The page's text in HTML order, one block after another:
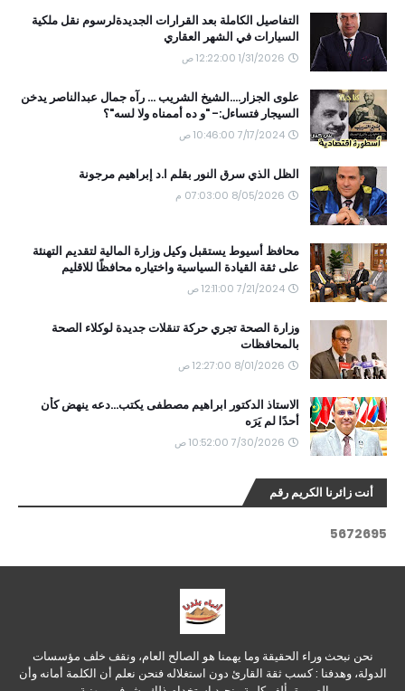
التفاصيل الكاملة بعد القرارات الجديدةلرسوم نقل ملكية
السيارات في الشهر العقاري
1/31/2026 12:22:00 ص
علوى الجزار....الشيخ الشريب ... رآه جمال عبدالناصر يدخن
السيجار فتساءل:- "و ده أممناه ولا لسه"؟
7/17/2024 10:46:00 ص
الظل الذي سرق النور بقلم ا.د إبراهيم مرجونة
8/05/2026 07:03:00 م
محافظ أسيوط يستقبل وكيل وزارة المالية لتقديم التهنئة
على ثقة القيادة السياسية واختياره محافظًا للاقليم
7/21/2024 12:11:00 ص
وزارة الصحة تجري حركة تنقلات جديدة لوكلاء الصحة
بالمحافظات
8/01/2026 12:27:00 ص
الاستاذ الدكتور ابراهيم مصطفى يكتب...دعه ينهض كأن
أحدًا لم يَرَه
7/30/2026 10:52:00 ص
أنت زائرنا الكريم رقم
5672695
نحن نبحث وراء الحقيقة وما يهمنا هو الصالح العام، ونقف خلف مؤسسات
الدولة، وهدفنا : كسب ثقة القارئ دون استغلاله فنحن نعلم أن الكلمة أمانه وأن